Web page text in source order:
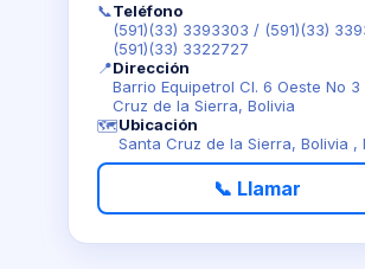
📞Teléfono
(591)(33) 3393303 / (591)(33)
(591)(33) 3322727
📍Dirección
Barrio Equipetrol Cl. 6 Oeste No 3
Cruz de la Sierra, Bolivia
🗺️Ubicación
Santa Cruz de la Sierra, Bolivia ,
📞 Llamar